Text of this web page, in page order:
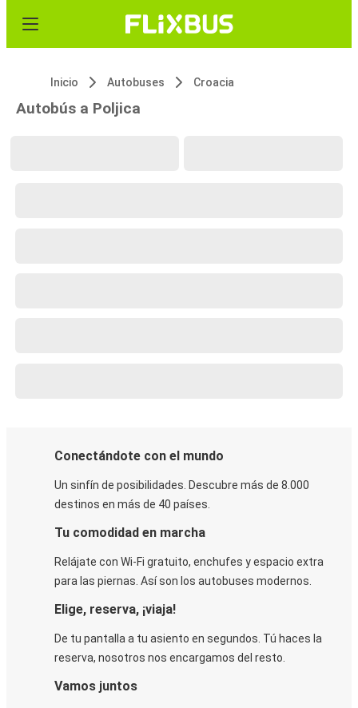
Inicio Autobuses Croacia
Autobús a Poljica
Conectándote con el mundo
Un sinfín de posibilidades. Descubre más de 8.000
destinos en más de 40 países.
Tu comodidad en marcha
Relájate con Wi-Fi gratuito, enchufes y espacio extra
para las piernas. Así son los autobuses modernos.
Elige, reserva, ¡viaja!
De tu pantalla a tu asiento en segundos. Tú haces la
reserva, nosotros nos encargamos del resto.
Vamos juntos